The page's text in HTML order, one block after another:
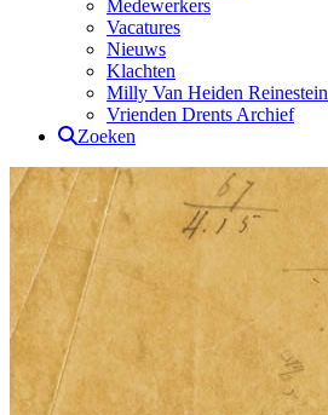
Medewerkers
Vacatures
Nieuws
Klachten
Milly Van Heiden Reinestein
Vrienden Drents Archief
Zoeken
Drents Archief